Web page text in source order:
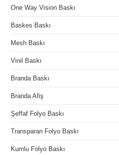
One Way Vision Baskı
Baskes Baskı
Mesh Baskı
Vinil Baskı
Branda Baskı
Branda Afiş
Şeffaf Folyo Baskı
Transparan Folyo Baskı
Kumlu Folyo Baskı